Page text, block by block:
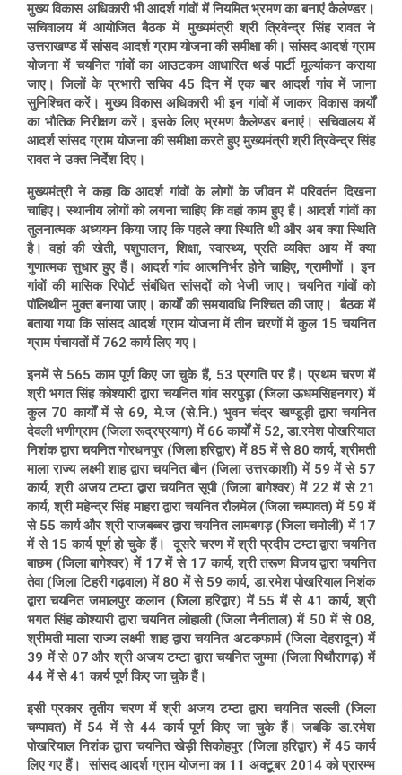
मुख्य विकास अधिकारी भी आदर्श गांवों में नियमित भ्रमण का बनाएं कैलेण्डर।
सचिवालय में आयोजित बैठक में मुख्यमंत्री श्री त्रिवेन्द्र सिंह रावत ने
उत्तराखण्ड में सांसद आदर्श ग्राम योजना की समीक्षा की। सांसद आदर्श ग्राम
योजना में चयनित गांवों का आउटकम आधारित थर्ड पार्टी मूल्यांकन कराया
जाए। जिलों के प्रभारी सचिव 45 दिन में एक बार आदर्श गांव में जाना
सुनिश्चित करें। मुख्य विकास अधिकारी भी इन गांवों में जाकर विकास कार्यों
का भौतिक निरीक्षण करें। इसके लिए भ्रमण कैलेण्डर बनाएं। सचिवालय में
आदर्श सांसद ग्राम योजना की समीक्षा करते हुए मुख्यमंत्री श्री त्रिवेन्द्र सिंह
रावत ने उक्त निर्देश दिए।
मुख्यमंत्री ने कहा कि आदर्श गांवों के लोगों के जीवन में परिवर्तन दिखना
चाहिए। स्थानीय लोगों को लगना चाहिए कि वहां काम हुए हैं। आदर्श गांवों का
तुलनात्मक अध्ययन किया जाए कि पहले क्या स्थिति थी और अब क्या स्थिति
है। वहां की खेती, पशुपालन, शिक्षा, स्वास्थ्य, प्रति व्यक्ति आय में क्या
गुणात्मक सुधार हुए हैं। आदर्श गांव आत्मनिर्भर होने चाहिए, ग्रामीणों । इन
गांवों की मासिक रिपोर्ट संबंधित सांसदों को भेजी जाए। चयनित गांवों को
पॉलिथीन मुक्त बनाया जाए। कार्यों की समयावधि निश्चित की जाए। बैठक में
बताया गया कि सांसद आदर्श ग्राम योजना में तीन चरणों में कुल 15 चयनित
ग्राम पंचायतों में 762 कार्य लिए गए।
इनमें से 565 काम पूर्ण किए जा चुके हैं, 53 प्रगति पर हैं। प्रथम चरण में
श्री भगत सिंह कोश्यारी द्वारा चयनित गांव सरपुड़ा (जिला ऊधमसिहनगर) में
कुल 70 कार्यों में से 69, मे.ज (से.नि.) भुवन चंद्र खण्डूड़ी द्वारा चयनित
देवली भणीग्राम (जिला रूद्रप्रयाग) में 66 कार्यों में 52, डा.रमेश पोखरियाल
निशंक द्वारा चयनित गोरधनपुर (जिला हरिद्वार) में 85 में से 80 कार्य, श्रीमती
माला राज्य लक्ष्मी शाह द्वारा चयनित बौन (जिला उत्तरकाशी) में 59 में से 57
कार्य, श्री अजय टम्टा द्वारा चयनित सूपी (जिला बागेश्वर) में 22 में से 21
कार्य, श्री महेन्द्र सिंह माहरा द्वारा चयनित रौलमेल (जिला चम्पावत) में 59 में
से 55 कार्य और श्री राजबब्बर द्वारा चयनित लामबगड़ (जिला चमोली) में 17
में से 15 कार्य पूर्ण हो चुके हैं। दूसरे चरण में श्री प्रदीप टम्टा द्वारा चयनित
बाछम (जिला बागेश्वर) में 17 में से 17 कार्य, श्री तरूण विजय द्वारा चयनित
तेवा (जिला टिहरी गढ़वाल) में 80 में से 59 कार्य, डा.रमेश पोखरियाल निशंक
द्वारा चयनित जमालपुर कलान (जिला हरिद्वार) में 55 में से 41 कार्य, श्री
भगत सिंह कोश्यारी द्वारा चयनित लोहाली (जिला नैनीताल) में 50 में से 08,
श्रीमती माला राज्य लक्ष्मी शाह द्वारा चयनित अटकफार्म (जिला देहरादून) में
39 में से 07 और श्री अजय टम्टा द्वारा चयनित जुम्मा (जिला पिथौरागढ़) में
44 में से 41 कार्य पूर्ण किए जा चुके हैं।
इसी प्रकार तृतीय चरण में श्री अजय टम्टा द्वारा चयनित सल्ली (जिला
चम्पावत) में 54 में से 44 कार्य पूर्ण किए जा चुके हैं। जबकि डा.रमेश
पोखरियाल निशंक द्वारा चयनित खेड़ी सिकोहपुर (जिला हरिद्वार) में 45 कार्य
लिए गए हैं। सांसद आदर्श ग्राम योजना का 11 अक्टूबर 2014 को प्रारम्भ